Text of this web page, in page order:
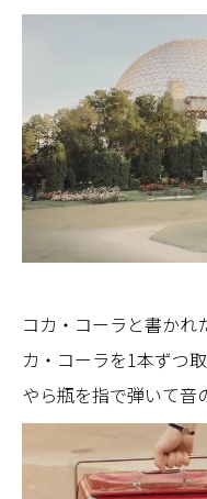
コカ・コーラと書かれ
カ・コーラを1本ずつ
やら瓶を指で弾いて音